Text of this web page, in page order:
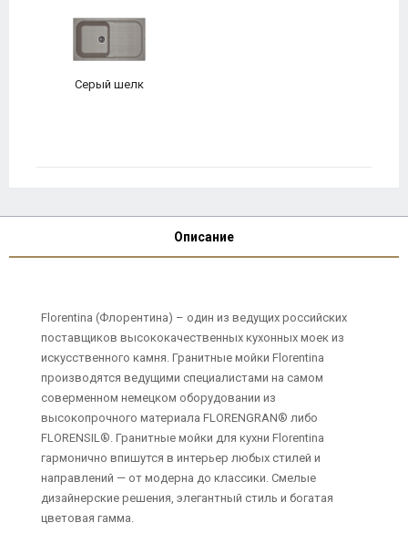
Серый шелк
Описание
Florentina (Флорентина) – один из ведущих российских
поставщиков высококачественных кухонных моек из
искусственного камня. Гранитные мойки Florentina
производятся ведущими специалистами на самом
соверменном немецком оборудовании из
высокопрочного материала FLORENGRAN® либо
FLORENSIL®. Гранитные мойки для кухни Florentina
гармонично впишутся в интерьер любых стилей и
направлений — от модерна до классики. Смелые
дизайнерские решения, элегантный стиль и богатая
цветовая гамма.